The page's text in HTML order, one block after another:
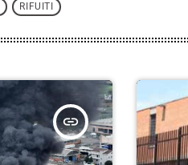
RIFUITI
insert_link